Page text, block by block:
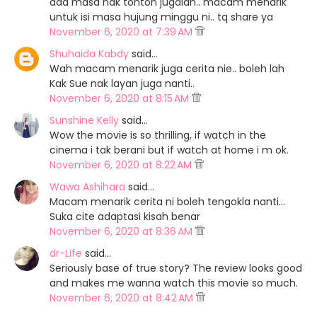
untuk isi masa hujung minggu ni.. tq share ya
November 6, 2020 at 7:39 AM
Shuhaida Kabdy said…
Wah macam menarik juga cerita nie.. boleh lah
Kak Sue nak layan juga nanti..
November 6, 2020 at 8:15 AM
Sunshine Kelly said…
Wow the movie is so thrilling, if watch in the
cinema i tak berani but if watch at home i m ok.
November 6, 2020 at 8:22 AM
Wawa Ashihara said…
Macam menarik cerita ni boleh tengokla nanti...
Suka cite adaptasi kisah benar
November 6, 2020 at 8:36 AM
dr-Life said…
Seriously base of true story? The review looks good
and makes me wanna watch this movie so much.
November 6, 2020 at 8:42 AM